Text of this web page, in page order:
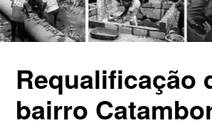
Requalificação
bairro